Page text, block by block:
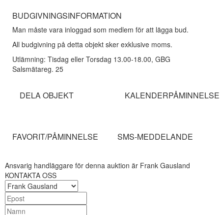
BUDGIVNINGSINFORMATION
Man måste vara inloggad som medlem för att lägga bud.
All budgivning på detta objekt sker exklusive moms.
Utlämning: Tisdag eller Torsdag 13.00-18.00, GBG
Salsmätareg. 25
DELA OBJEKT KALENDERPÅMINNELSE
FAVORIT/PÅMINNELSE SMS-MEDDELANDE
Ansvarig handläggare för denna auktion är Frank Gausland
KONTAKTA OSS